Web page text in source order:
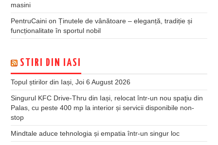
masini
PentruCaini onȚinutele de vânătoare – eleganță, tradiție și
funcționalitate în sportul nobil
STIRI DIN IASI
Topul știrilor din Iași, Joi 6 August 2026
Singurul KFC Drive-Thru din Iași, relocat într-un nou spaţiu din
Palas, cu peste 400 mp la interior și servicii disponibile non-
stop
Mindtale aduce tehnologia și empatia într-un singur loc